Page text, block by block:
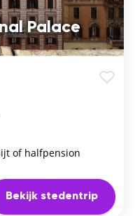
Palace
of halfpension
Bekijk stedentrip